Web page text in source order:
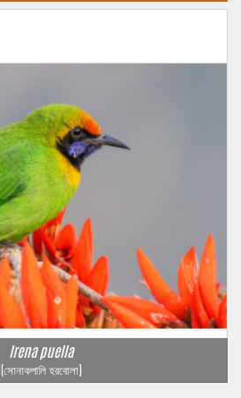
Irena puella
(সোনাকপালি হরবোলা)